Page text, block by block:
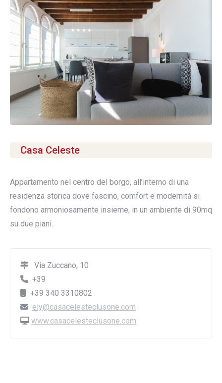
Casa Celeste
Appartamento nel centro del borgo, all’interno di una
residenza storica dove fascino, comfort e modernità si
fondono armoniosamente insieme, in un ambiente di 90mq
su due piani.
Via Zuccano, 10
+39
+39 340 3310802
ely@casacelesteclusone.com
www.casacelesteclusone.com